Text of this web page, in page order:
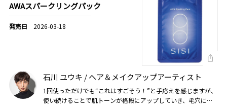
AWAスパークリングパック
2026-03-18
石川 ユウキ / ヘア＆メイクアップアーティスト
1回使っただけでも“これはすごそう！”と手応えを感じますが、
使い続けることで肌トーンが格段にアップしていき、毛穴にも